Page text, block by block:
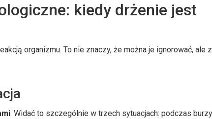
kiedy drżenie jest
organizmu. To nie znaczy, że można je ignorować, ale
. Widać to szczególnie w trzech sytuacjach: podczas